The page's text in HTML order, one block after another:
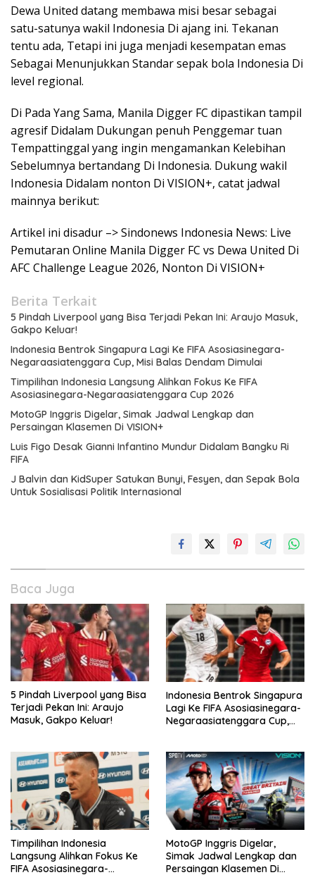
Dewa United datang membawa misi besar sebagai
satu-satunya wakil Indonesia Di ajang ini. Tekanan
tentu ada, Tetapi ini juga menjadi kesempatan emas
Sebagai Menunjukkan Standar sepak bola Indonesia Di
level regional.
Di Pada Yang Sama, Manila Digger FC dipastikan tampil
agresif Didalam Dukungan penuh Penggemar tuan
Tempattinggal yang ingin mengamankan Kelebihan
Sebelumnya bertandang Di Indonesia. Dukung wakil
Indonesia Didalam nonton Di VISION+, catat jadwal
mainnya berikut:
Artikel ini disadur –> Sindonews Indonesia News: Live
Pemutaran Online Manila Digger FC vs Dewa United Di
AFC Challenge League 2026, Nonton Di VISION+
Berita Terkait
5 Pindah Liverpool yang Bisa Terjadi Pekan Ini: Araujo Masuk,
Gakpo Keluar!
Indonesia Bentrok Singapura Lagi Ke FIFA Asosiasinegara-
Negaraasiatenggara Cup, Misi Balas Dendam Dimulai
Timpilihan Indonesia Langsung Alihkan Fokus Ke FIFA
Asosiasinegara-Negaraasiatenggara Cup 2026
MotoGP Inggris Digelar, Simak Jadwal Lengkap dan
Persaingan Klasemen Di VISION+
Luis Figo Desak Gianni Infantino Mundur Didalam Bangku Ri
FIFA
J Balvin dan KidSuper Satukan Bunyi, Fesyen, dan Sepak Bola
Untuk Sosialisasi Politik Internasional
Baca Juga
5 Pindah Liverpool yang Bisa
Terjadi Pekan Ini: Araujo
Masuk, Gakpo Keluar!
Indonesia Bentrok Singapura
Lagi Ke FIFA Asosiasinegara-
Negaraasiatenggara Cup,
Timpilihan Indonesia
Langsung Alihkan Fokus Ke
FIFA Asosiasinegara-
MotoGP Inggris Digelar,
Simak Jadwal Lengkap dan
Persaingan Klasemen Di